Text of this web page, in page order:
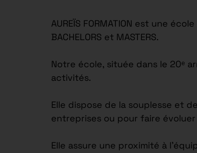
AUREÏS FORMATION est une
BACHELORS et MASTERS.
Notre école, située dans le 20ᵉ
activités.
Elle dispose de la souplesse et
entreprises ou pour faire
Elle assure une proximité à